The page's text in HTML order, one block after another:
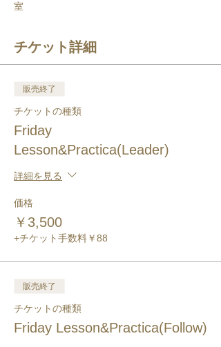
室
チケット詳細
販売終了
チケットの種類
Friday
Lesson&Practica(Leader)
詳細を見る
価格
￥3,500
+チケット手数料￥88
販売終了
チケットの種類
Friday Lesson&Practica(Follow)